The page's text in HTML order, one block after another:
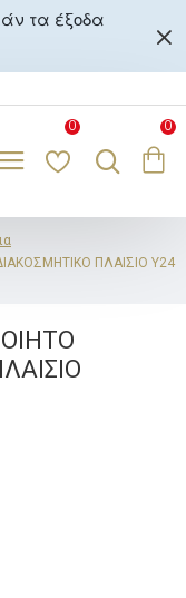
τα έξοδα
0 0
ΠΛΑΙΣΙΟ Υ24